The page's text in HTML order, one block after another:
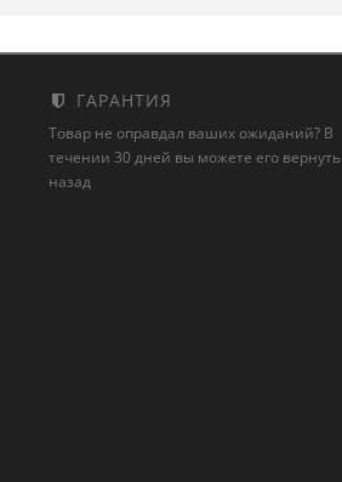
ГАРАНТИЯ
Товар не оправдал ваших ожиданий? В
течении 30 дней вы можете его вернуть
назад